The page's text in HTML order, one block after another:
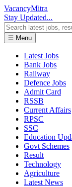
VacancyMitra
Stay Updated...
☰ Menu
Latest Jobs
Bank Jobs
Railway
Defence Jobs
Admit Card
RSSB
Current Affairs
RPSC
SSC
Education
Govt Schemes
Result
Technology
Agriculture
Latest News